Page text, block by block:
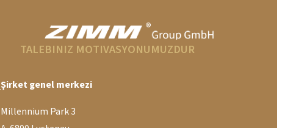
TALEBINIZ MOTIVASYONUMUZDUR
Şirket genel merkezi
Millennium Park 3